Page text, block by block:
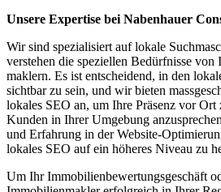
Unsere Expertise bei Nabenhauer
Wir sind spezialisiert auf lokale
verstehen die speziellen Bedürfnisse
maklern. Es ist entscheidend, in den
sichtbar zu sein, und wir bieten
lokales SEO an, um Ihre Präsenz vor Ort
Kunden in Ihrer Umgebung
und Erfahrung in der Website-
lokales SEO auf ein höheres Niveau zu
Um Ihr Immobilienbewertungsgeschäft